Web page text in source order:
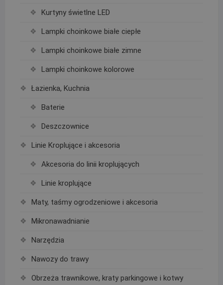
Kurtyny świetlne LED
Lampki choinkowe białe ciepłe
Lampki choinkowe białe zimne
Lampki choinkowe kolorowe
Łazienka, Kuchnia
Baterie
Deszczownice
Linie Kroplujące i akcesoria
Akcesoria do linii kroplujących
Linie kroplujące
Maty, taśmy ogrodzeniowe i akcesoria
Mikronawadnianie
Narzędzia
Nawozy do trawy
Obrzeża trawnikowe, kraty parkingowe i kotwy